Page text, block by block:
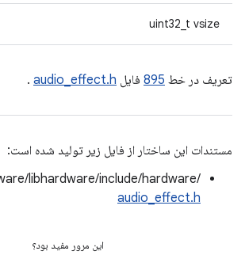
uint32_t vsize
تعریف در خط 895 فایل audio_effect.h
.
مستندات این ساختار از فایل زیر تولید شده است:
libhardware/include/hardware/
audio_effect.h
این مرور مفید بود؟